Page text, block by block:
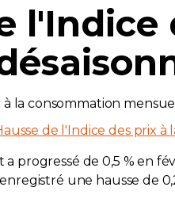
de l'Indice des prix à
progressé de 0,5 % en
une hausse de